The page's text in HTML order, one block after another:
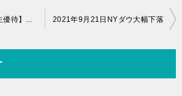
2021年7月28日【株主優待】本日7月株主優待の買い付け最終日です 2021年9月21日NYダウ大幅下落